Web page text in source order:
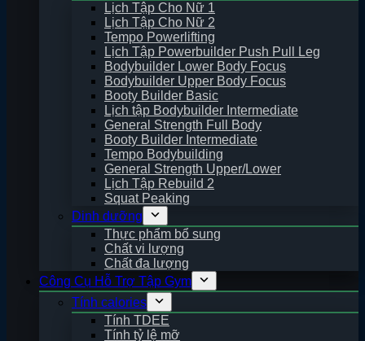
Lịch Tập Cho Nữ 1
Lịch Tập Cho Nữ 2
Tempo Powerlifting
Lịch Tập Powerbuilder Push Pull Leg
Bodybuilder Lower Body Focus
Bodybuilder Upper Body Focus
Booty Builder Basic
Lịch tập Bodybuilder Intermediate
General Strength Full Body
Booty Builder Intermediate
Tempo Bodybuilding
General Strength Upper/Lower
Lịch Tập Rebuild 2
Squat Peaking
Dinh dưỡng
Thực phẩm bổ sung
Chất vi lượng
Chất đa lượng
Công Cụ Hỗ Trợ Tập Gym
Tính calories
Tính TDEE
Tính tỷ lệ mỡ